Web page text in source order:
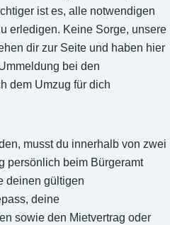
ist es, alle notwendigen
erledigen. Keine Sorge, unsere
dir zur Seite und haben hier
bei den
dem Umzug für dich
musst du innerhalb von zwei
persönlich beim Bürgeramt
deinen gültigen
deine
sowie den Mietvertrag oder